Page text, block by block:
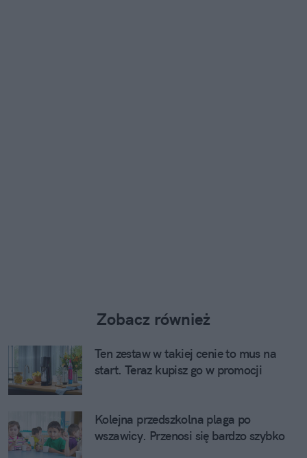
Zobacz również
Ten zestaw w takiej cenie to mus na
start. Teraz kupisz go w promocji
Kolejna przedszkolna plaga po
wszawicy. Przenosi się bardzo szybko